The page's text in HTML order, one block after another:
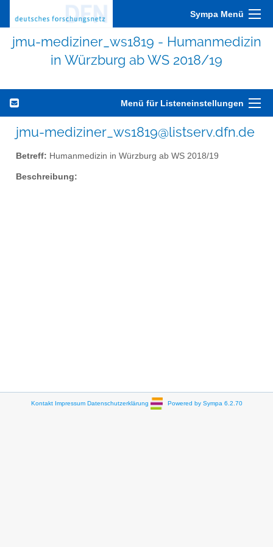
Sympa Menü
jmu-mediziner_ws1819 - Humanmedizin
in Würzburg ab WS 2018/19
Menü für Listeneinstellungen
jmu-mediziner_ws1819@listserv.dfn.de
Betreff: Humanmedizin in Würzburg ab WS 2018/19
Beschreibung:
Kontakt Impressum Datenschutzerklärung Powered by Sympa 6.2.70